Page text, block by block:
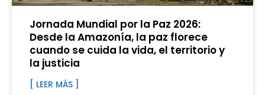
Jornada Mundial por la Paz 2026:
Desde la Amazonía, la paz florece
cuando se cuida la vida, el territorio y
la justicia
[ LEER MÁS ]